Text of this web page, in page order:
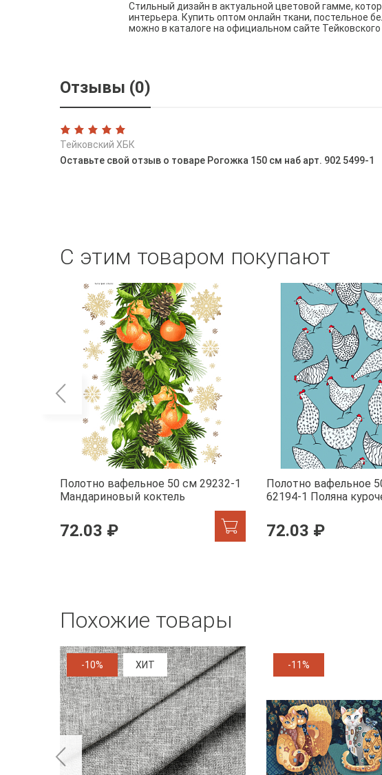
Стильный дизайн в актуальной цветовой гамме,
интерьера. Купить оптом онлайн ткани, постельное
можно в каталоге на официальном сайте
Отзывы (0)
Тейковский ХБК
Оставьте свой отзыв о товаре Рогожка 150 см наб арт. 902 5499-1
С этим товаром покупают
Полотно вафельное 50 см 29232-1
Мандариновый коктель
72.03 ₽
Полотно вафельное
62194-1 Поляна
72.03 ₽
Похожие товары
-10% ХИТ -11%